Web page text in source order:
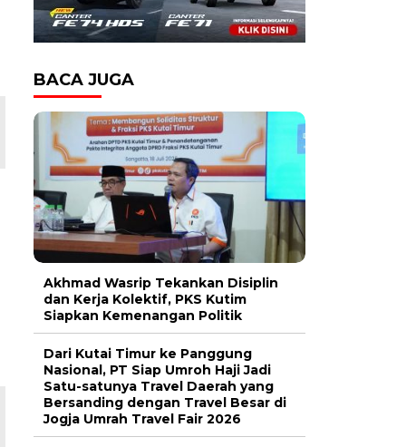
BACA JUGA
Akhmad Wasrip Tekankan Disiplin
dan Kerja Kolektif, PKS Kutim
Siapkan Kemenangan Politik
Dari Kutai Timur ke Panggung
Nasional, PT Siap Umroh Haji Jadi
Satu-satunya Travel Daerah yang
Bersanding dengan Travel Besar di
Jogja Umrah Travel Fair 2026